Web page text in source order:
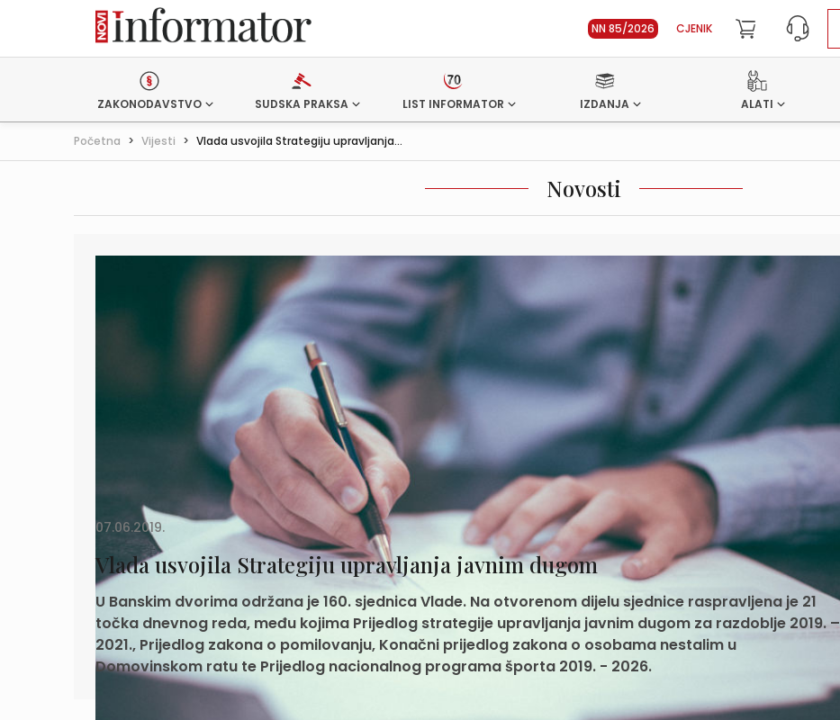
NN 85/2026 CJENIK
ZAKONODAVSTVO SUDSKA PRAKSA LIST INFORMATOR IZDANJA ALATI
Početna > Vijesti > Vlada usvojila Strategiju upravljanja...
Novosti
07.06.2019.
Vlada usvojila Strategiju upravljanja javnim dugom
U Banskim dvorima održana je 160. sjednica Vlade. Na otvorenom dijelu sjednice raspravljena je 21
točka dnevnog reda, među kojima Prijedlog strategije upravljanja javnim dugom za razdoblje 2019. –
2021., Prijedlog zakona o pomilovanju, Konačni prijedlog zakona o osobama nestalim u
Domovinskom ratu te Prijedlog nacionalnog programa športa 2019. - 2026.